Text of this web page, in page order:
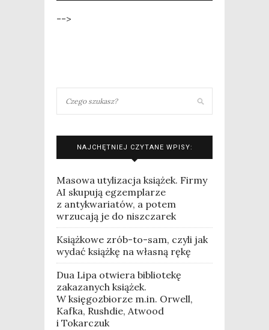
-->
NAJCHĘTNIEJ CZYTANE WPISY:
Masowa utylizacja książek. Firmy
AI skupują egzemplarze
z antykwariatów, a potem
wrzucają je do niszczarek
Książkowe zrób-to-sam, czyli jak
wydać książkę na własną rękę
Dua Lipa otwiera bibliotekę
zakazanych książek.
W księgozbiorze m.in. Orwell,
Kafka, Rushdie, Atwood
i Tokarczuk